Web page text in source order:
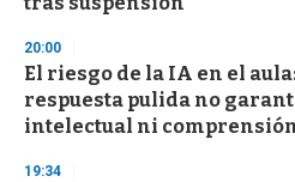
3
s
e
c
o
n
s
20:00
El riesgo de la IA en el
respuesta pulida no
intelectual ni
19:34